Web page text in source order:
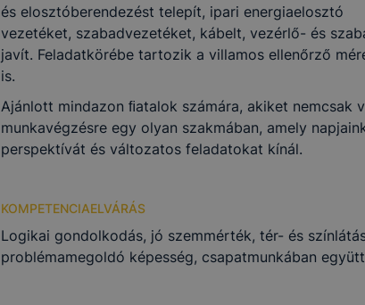
és elosztóberendezést telepít, ipari energiaelosztó
vezetéket, szabadvezetéket, kábelt, vezérlő- és
javít. Feladatkörébe tartozik a villamos ellenőrző
is.
Ajánlott mindazon ﬁatalok számára, akiket nemcsak
munkavégzésre egy olyan szakmában, amely
perspektívát és változatos feladatokat kínál.
KOMPETENCIAELVÁRÁS
Logikai gondolkodás, jó szemmérték, tér- és
problémamegoldó képesség, csapatmunkában